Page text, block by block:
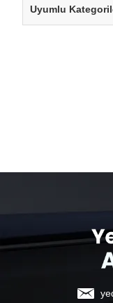
Uyumlu